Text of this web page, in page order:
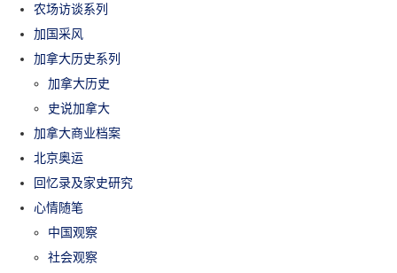
农场访谈系列
加国采风
加拿大历史系列
加拿大历史
史说加拿大
加拿大商业档案
北京奥运
回忆录及家史研究
心情随笔
中国观察
社会观察